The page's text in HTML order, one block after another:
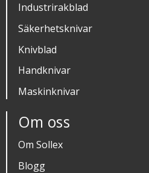
Industrirakblad
Säkerhetsknivar
Knivblad
Handknivar
Maskinknivar
Om oss
Om Sollex
Blogg